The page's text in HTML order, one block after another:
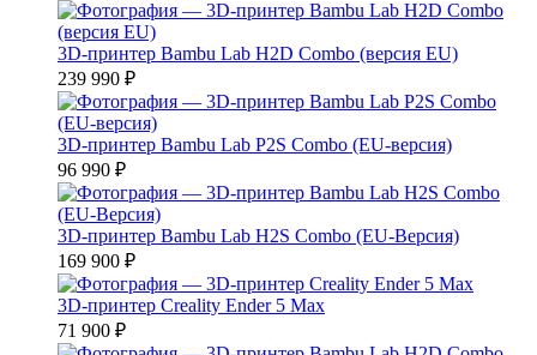
3D-принтер Bambu Lab H2D Combo (версия EU)
239 990 ₽
3D-принтер Bambu Lab P2S Combo (EU-версия)
96 990 ₽
3D-принтер Bambu Lab H2S Combo (EU-Версия)
169 900 ₽
3D-принтер Creality Ender 5 Max
71 900 ₽